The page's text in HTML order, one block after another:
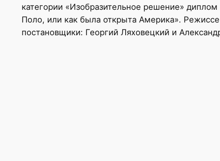
категории «Изобразительное решение»
Поло, или как была открыта Америка».
постановщики: Георгий Ляховецкий и